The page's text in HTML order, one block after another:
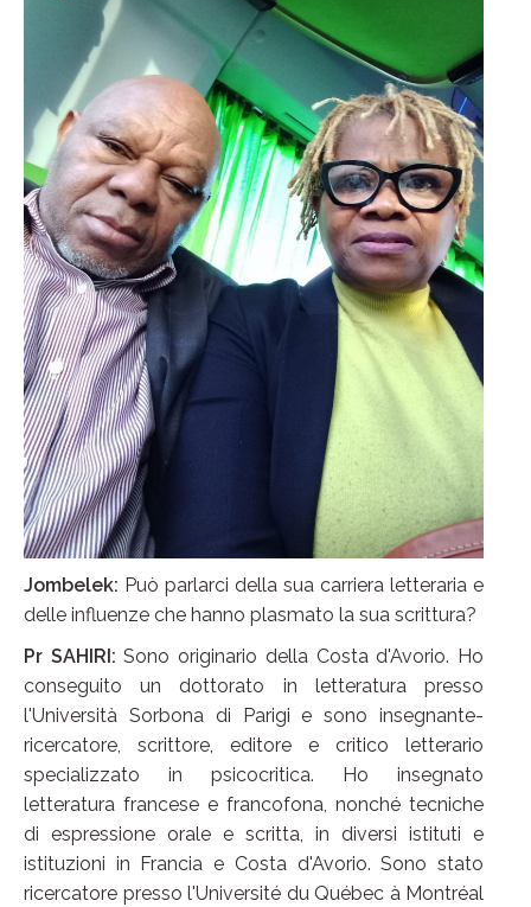
Jombelek: Può parlarci della sua carriera letteraria e
delle influenze che hanno plasmato la sua scrittura?
Pr SAHIRI: Sono originario della Costa d'Avorio. Ho
conseguito un dottorato in letteratura presso
l'Università Sorbona di Parigi e sono insegnante-
ricercatore, scrittore, editore e critico letterario
specializzato in psicocritica. Ho insegnato
letteratura francese e francofona, nonché tecniche
di espressione orale e scritta, in diversi istituti e
istituzioni in Francia e Costa d'Avorio. Sono stato
ricercatore presso l'Université du Québec à Montréal